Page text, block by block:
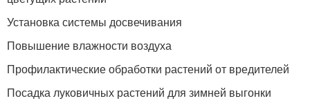
Установка системы досвечивания
Повышение влажности воздуха
Профилактические обработки растений от вредителей
Посадка луковичных растений для зимней выгонки